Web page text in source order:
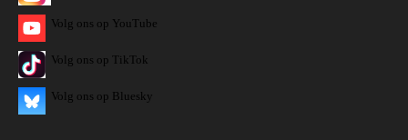
Volg ons op YouTube
Volg ons op TikTok
Volg ons op Bluesky